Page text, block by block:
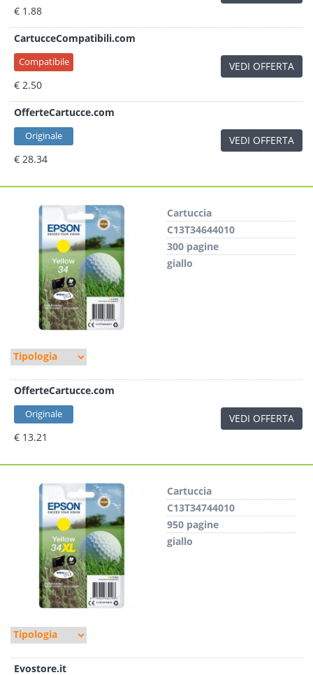
€ 1.88
CartucceCompatibili.com
Compatibile
€ 2.50
VEDI OFFERTA
OfferteCartucce.com
Originale
€ 28.34
VEDI OFFERTA
Cartuccia
C13T34644010
300 pagine
giallo
OfferteCartucce.com
Originale
€ 13.21
VEDI OFFERTA
Cartuccia
C13T34744010
950 pagine
giallo
Evostore.it